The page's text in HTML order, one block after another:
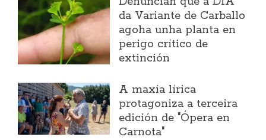
da Variante de Carballo
agoha unha planta en
perigo crítico de
extinción
A maxia lírica
protagoniza a terceira
edición de "Ópera en
Carnota"